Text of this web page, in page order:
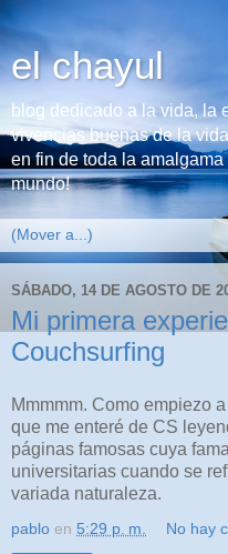
el chayul
blog dedicado a la vida, la
vivencias buenas de la
en fin de toda la
mundo!
SÁBADO, 14 DE AGOSTO DE
Mi primera
Couchsurfing
Mmmmm. Como empiezo
que me enteré de CS
páginas famosas cuya
universitarias cuando se
variada naturaleza.
pablo en 5:29 p. m. No hay